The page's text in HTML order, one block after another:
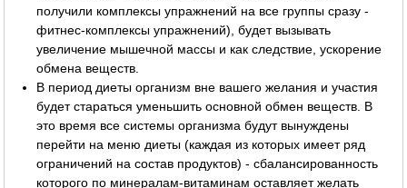
получили комплексы упражнений на все группы сразу -
фитнес-комплексы упражнений), будет вызывать
увеличение мышечной массы и как следствие, ускорение
обмена веществ.
В период диеты организм вне вашего желания и участия
будет стараться уменьшить основной обмен веществ. В
это время все системы организма будут вынуждены
перейти на меню диеты (каждая из которых имеет ряд
ограничений на состав продуктов) - сбалансированность
которого по минералам-витаминам оставляет желать